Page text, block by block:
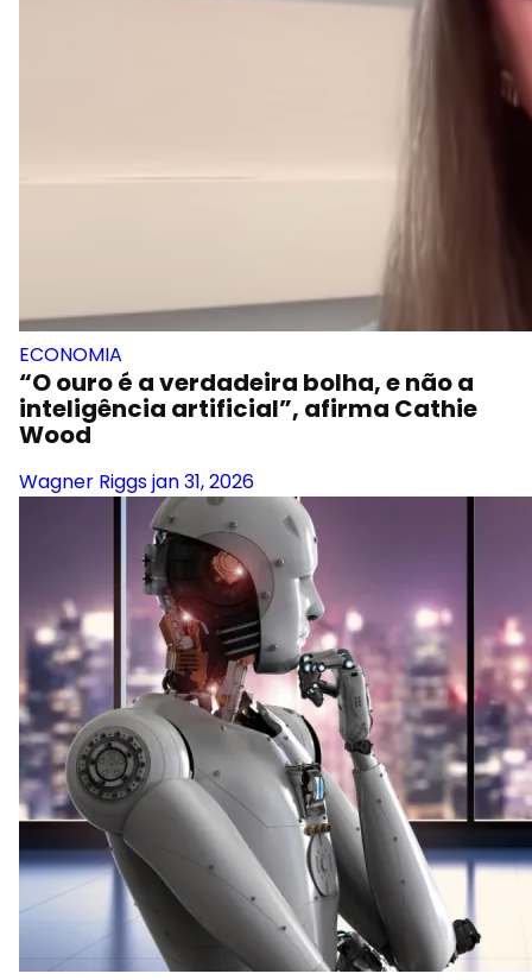
ECONOMIA
“O ouro é a verdadeira bolha, e não a
inteligência artificial”, afirma Cathie
Wood
Wagner Riggsjan 31, 2026